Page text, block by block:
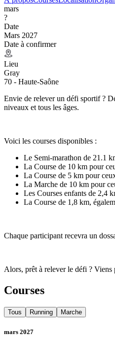
mars
?
Date
Mars 2027
Date à confirmer
Lieu
Gray
70 - Haute-Saône
Envie de relever un défi sportif ?
niveaux et tous les âges.
Voici les courses disponibles :
Le Semi-marathon de 21.1
La Course de 10 km pour
La Course de 5 km pour
La Marche de 10 km pour
Les Courses enfants de 2,4
La Course de 1,8 km,
Chaque participant recevra un
Alors, prêt à relever le défi ?
Courses
Tous Running Marche
mars 2027